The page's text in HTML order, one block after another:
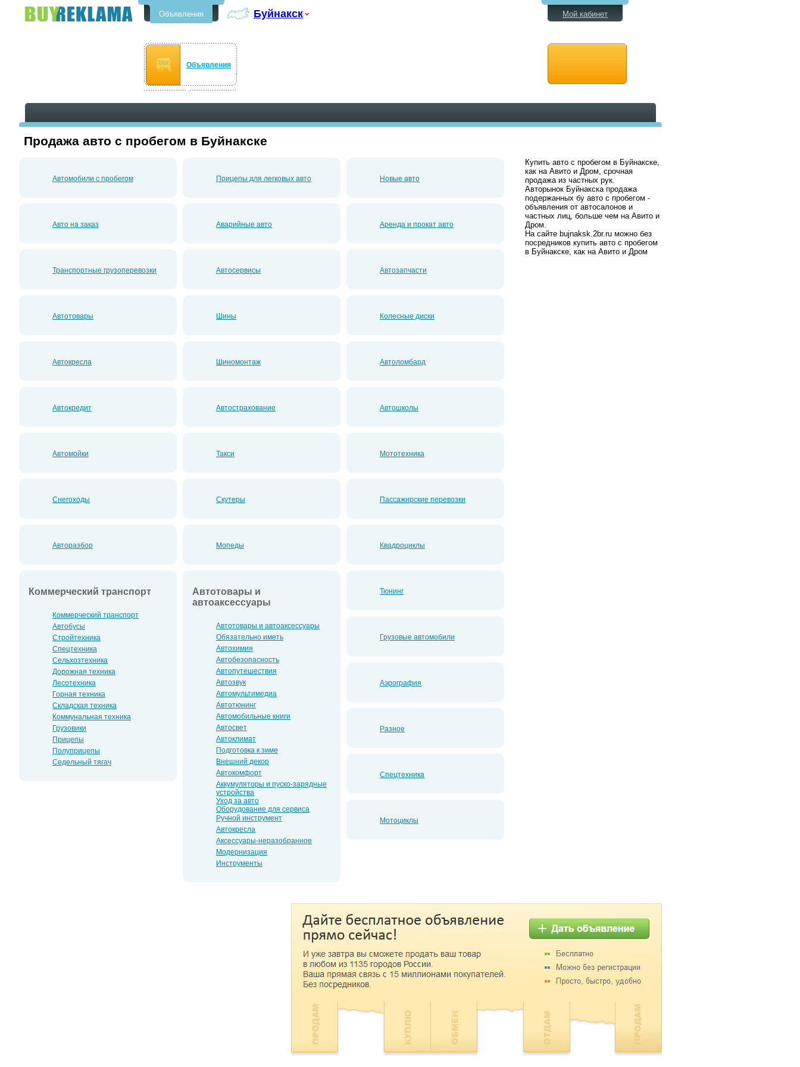
Объявления Буйнакск
Объявления
Мой кабинет
Продажа авто с пробегом в Буйнакске
Автомобили с пробегом Прицепы для легковых авто Новые авто
Авто на заказ Аварийные авто Аренда и прокат авто
Транспортные грузоперевозки Автосервисы Автозапчасти
Автотовары Шины Колесные диски
Автокресла Шиномонтаж Автоломбард
Автокредит Автострахование Автошколы
Автомойки Такси Мототехника
Снегоходы Скутеры Пассажирские перевозки
Авторазбор Мопеды Квадроциклы
Коммерческий транспорт
Коммерческий транспорт
Автобусы
Стройтехника
Спецтехника
Сельхозтехника
Дорожная техника
Лесотехника
Горная техника
Складская техника
Коммунальная техника
Грузовики
Прицепы
Полуприцепы
Седельный тягач
Автотовары и
автоаксессуары
Автотовары и автоаксессуары
Обязательно иметь
Автохимия
Автобезопасность
Автопутешествия
Автозвук
Автомультимедиа
Автотюнинг
Автомобильные книги
Автосвет
Автоклимат
Подготовка к зиме
Внешний декор
Автокомфорт
Аккумуляторы и пуско-зарядные
устройства
Уход за авто
Оборудование для сервиса
Ручной инструмент
Автокресла
Аксессуары-неразобранное
Модернизация
Инструменты
Тюнинг
Грузовые автомобили
Аэрография
Разное
Спецтехника
Мотоциклы
Купить авто с пробегом в Буйнакске,
как на Авито и Дром, срочная
продажа из частных рук.
Авторынок Буйнакска продажа
подержанных бу авто с пробегом -
объявления от автосалонов и
частных лиц, больше чем на Авито и
Дром.
На сайте bujnaksk.2br.ru можно без
посредников купить авто с пробегом
в Буйнакске, как на Авито и Дром